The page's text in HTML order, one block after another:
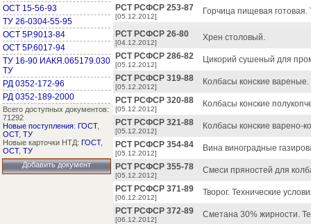
ОСТ 15-56-93
ТУ 26-0304-55-95
ОСТ 5Р.9013-84
ОСТ 5Р.6017-94
ТУ 16-90 ИАКЯ.065179.030
ТУ
РД 0352-172-96
РД 0352-189-2000
Всего доступных документов:
71292
Новые поступления: ГОСТ,
ОСТ, ТУ
Новые карточки НТД: ГОСТ,
ОСТ, ТУ
Добавить документ
РСТ РСФСР 253-87
[05.12.2012]
Горчица пищевая готовая.
РСТ РСФСР 26-80
[04.12.2012]
Хрен столовый.
РСТ РСФСР 286-82
[05.12.2012]
Цикорий сушеный для
РСТ РСФСР 319-88
[05.12.2012]
Колбасы конские вареные.
РСТ РСФСР 320-88
[05.12.2012]
Колбасы конские
РСТ РСФСР 321-88
[05.12.2012]
Колбасы конские варено-
РСТ РСФСР 354-84
[05.12.2012]
Вина виноградные
РСТ РСФСР 355-78
[05.12.2012]
Смеси пряностей для
РСТ РСФСР 371-89
[06.12.2012]
Творог. Технические
РСТ РСФСР 372-89
[06.12.2012]
Сметана 30% жирности.